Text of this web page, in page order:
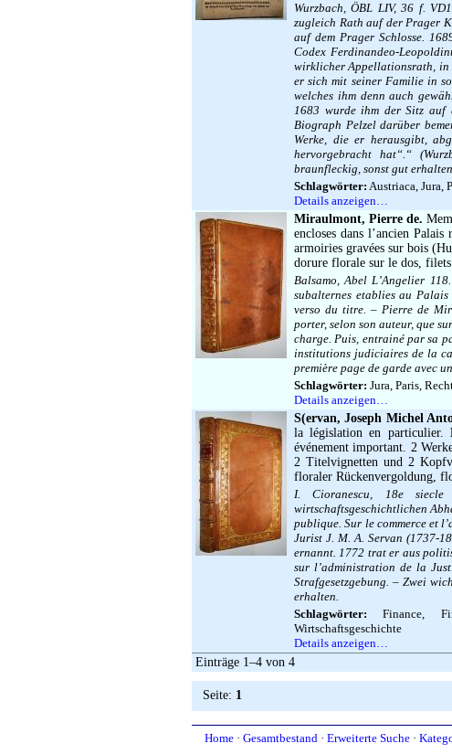
Wurzbach, ÖBL LIV, 36 f.
zugleich Rath auf der Prager
auf dem Prager Schlosse.
Codex Ferdinandeo-
wirklicher Appellationsrath, in
er sich mit seiner Familie in
welches ihm denn auch
1683 wurde ihm der Sitz auf
Biograph Pelzel darüber
Werke, die er herausgibt,
hervorgebracht hat“.“
braunfleckig, sonst gut
Schlagwörter: Austriaca, Jura,
Details anzeigen…
Miraulmont, Pierre de.
encloses dans l’ancien
armoiries gravées sur bois
dorure florale sur le dos,
Balsamo, Abel L’Angelier
subalternes etablies au
verso du titre. – Pierre de
porter, selon son auteur, que
charge. Puis, entrainé par sa
institutions judiciaires de la
première page de garde avec
Schlagwörter: Jura, Paris,
Details anzeigen…
S(ervan, Joseph Michel
la législation en particulier.
événement important. 2
2 Titelvignetten und 2
floraler Rückenvergoldung,
I. Cioranescu, 18e
wirtschaftsgeschichtlichen
publique. Sur le commerce et
Jurist J. M. A. Servan (1737-
ernannt. 1772 trat er aus
sur l’administration de la
Strafgesetzgebung. – Zwei
erhalten.
Schlagwörter: Finance,
Wirtschaftsgeschichte
Details anzeigen…
Einträge 1–4 von 4
Seite: 1
Home · Gesamtbestand · Erweiterte Suche ·